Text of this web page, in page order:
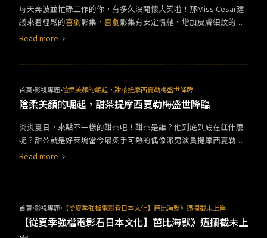
有關係，擁有愛人的力量，就已經讓人驕傲，毛爸不是對著兒子懺
悔，而是真誠讓兒子看見自己的內心，我們到頭來都是一樣的人，
小心翼翼面對每段感情，就為了等待總有一天，可以將秘密全然傾
一個「可能」，無論是親情、友情與愛情，都需要披荊斬棘的勇
氣，不分青紅皂白，就為了撕去所有既定的標籤，不是同志、鬼
魂、臭直男、警察、毒販或是敵人，什麼都不是。在親愛的對象面
前，唯一的身分，就是一個愛你的人。
驚人奇觀，金錢、毒品、美酒與美食相伴，彷彿沒有明天一樣瘋
狂，觀眾即便對這個故事完全不明究裡，也能夠瞬間像是男女主角
一樣被拉進好萊塢，每個人都昏昏沉沉，卻又充滿活力。長達3小時
向當代媒體致謝，伊莉諾在歷史上其實鏈結的角色應為英國小說家
兼媒體記者伊莉諾葛林，是整個好萊塢最願意去保護克拉拉寶的媒
華世代的人們，開始面對一連串困境，無法掌控自身的酒癮、毒癮
以及賭癮，明確體會到這個時代已不需要自已，他們感到恐懼且徬
徨，即便他們曾帶給這個世界最華麗的樣貌，如今卻也只能盡付東
期寫劇本時，刻意將克拉拉寶、黃柳霜等人用真名撰寫，就是為了
在心底想像，這些人到底是經歷過什麼樣的故事？想起故事一開
每天奔波並忙碌工作的你，有多久沒開懷大笑啦！那Miss Cesar建
議來看輕鬆的喜劇影集， 喜劇影集有安定情緒、增加皮膚細紋的功
能？！為何推薦沒有設限的歐美劇呢？因為他們的幽默幾乎是以日
憂鬱！&nbsp;《六人行》說到喜劇影集，絕對不能忘記這一部！無
論時隔多久都不退燒的喜劇。劇情圍繞著一眾好友在紐約曼哈頓的
可是歐美 喜劇裡最經典、最多人推薦的必看清單！即使已經上映這
麼多年了，還是依舊是大家心中的不二人選。《荒唐分局》這個故
事背景設定在紐約市警察局位於布魯克林區所虛構的 99 分局，講述
他頭痛又無可奈何。劇中還能用非常輕鬆搞笑的方式帶入種族、性
別等議題，想看兩人俏皮的樣子嗎？那就趕快看這部吧！《破產姐
Read more
首頁 影視專題 陰柔美顏的崛起，甜茶提摩西夏勒梅盛世降臨
陰柔美顏的崛起，甜茶提摩西夏勒梅盛世降臨
炎炎夏日，來點不一樣的甜茶吧！甜茶是誰？他到底到底在紅什麼
呢？甜茶就是好萊塢當今最炙手可熱的偶像派男演員提摩西夏勒梅
（Timothée Chalamet）身高 178公分，出生於 1995 年，自從他在
細膩的演出，深深擄獲粉絲們的心呀！ 那麼就讓我們來看看甜茶的
圈粉代表作有哪一些吧！《淑女鳥》淑女鳥是一部講述青春期叛逆
Read more
首頁 影視專題 【從夏季強檔電影看日本文化】芭比海默》遭攔截未上岸
【從夏季強檔電影看日本文化】芭比海默》遭攔截未上